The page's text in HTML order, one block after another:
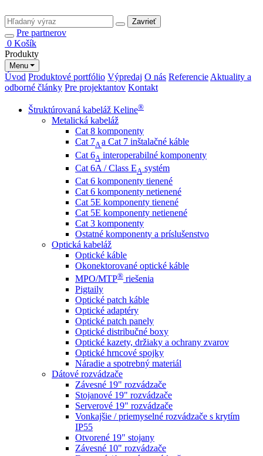
Zavrieť
Pre partnerov
0 Košík
Produkty
Menu
Úvod Produktové portfólio Výpredaj O nás Referencie Aktuality a
odborné články Pre projektantov Kontakt
Štruktúrovaná kabeláž Keline®
Metalická kabeláž
Cat 8 komponenty
Cat 7Aa Cat 7 inštalačné káble
Cat 6A interoperabilné komponenty
Cat 6A / Class EA systém
Cat 6 komponenty tienené
Cat 6 komponenty netienené
Cat 5E komponenty tienené
Cat 5E komponenty netienené
Cat 3 komponenty
Ostatné komponenty a príslušenstvo
Optická kabeláž
Optické káble
Okonektorované optické káble
MPO/MTP® ​ riešenia
Pigtaily
Optické patch káble
Optické adaptéry
Optické patch panely
Optické distribučné boxy
Optické kazety, držiaky a ochrany zvarov
Optické hrncové spojky
Náradie a spotrebný materiál
Dátové rozvádzače
Závesné 19" rozvádzače
Stojanové 19" rozvádzače
Serverové 19" rozvádzače
Vonkajšie / priemyselné rozvádzače s krytím
IP55
Otvorené 19" stojany
Závesné 10" rozvádzače